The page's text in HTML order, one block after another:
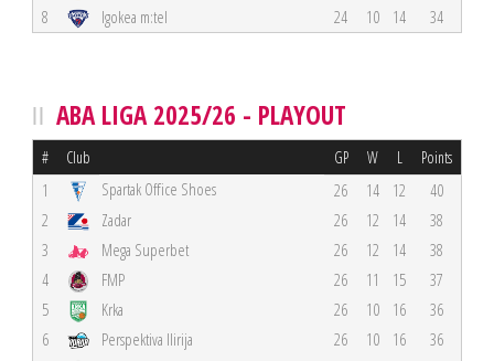
8
Igokea m:tel 24 10 14 34
ABA LIGA 2025/26 - PLAYOUT
# Club GP W L Points
1 Spartak Office Shoes 26 14 12
40
2
Zadar 26 12 14
38
3
Mega Superbet 26 12 14
38
4
FMP 26 11 15
37
5
Krka 26 10 16
36
6
Perspektiva Ilirija 26 10 16
36